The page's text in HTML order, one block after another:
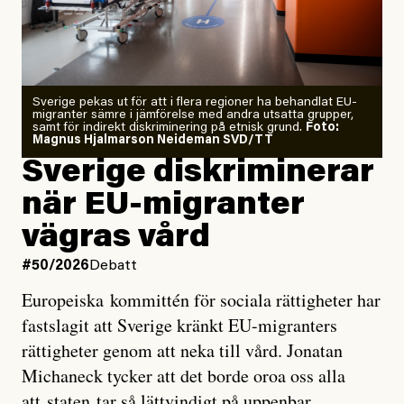
Årets El Niño kan bli den
starkaste som uppmätts
Zeke Hausfather är chockad igen efter att ha
analyserat hur de olika klimatmodellerna bedömer
läget för hur den begynnande El Niño-händelsen ska
utveckla sig. El Niño är ett återkommande
väderfenomen som uppstår när havsvattnet i delar av
Stilla havet blir ovanligt varmt. Det påverkar vädret
över stora delar av världen och under
forskare allt oftare varnat för att den här El Niñon
Det verkar vara en underdrift, menar nu Zeke
Hausfather.
Sverige pekas ut för att i flera regioner ha behandlat EU-
migranter sämre i jämförelse med andra utsatta grupper,
samt för indirekt diskriminering på etnisk grund. Foto:
Magnus Hjalmarson Neideman SVD/TT
Sverige diskriminerar
när EU-migranter
vägras vård
#50/2026 Debatt
Europeiska kommittén för sociala rättigheter har
fastslagit att Sverige kränkt EU-migranters
rättigheter genom att neka till vård. Jonatan
Michaneck tycker att det borde oroa oss alla